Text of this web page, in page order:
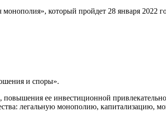
который пройдет 28 января 2022
и споры».
ее инвестиционной
легальную монополию, капитализацию,